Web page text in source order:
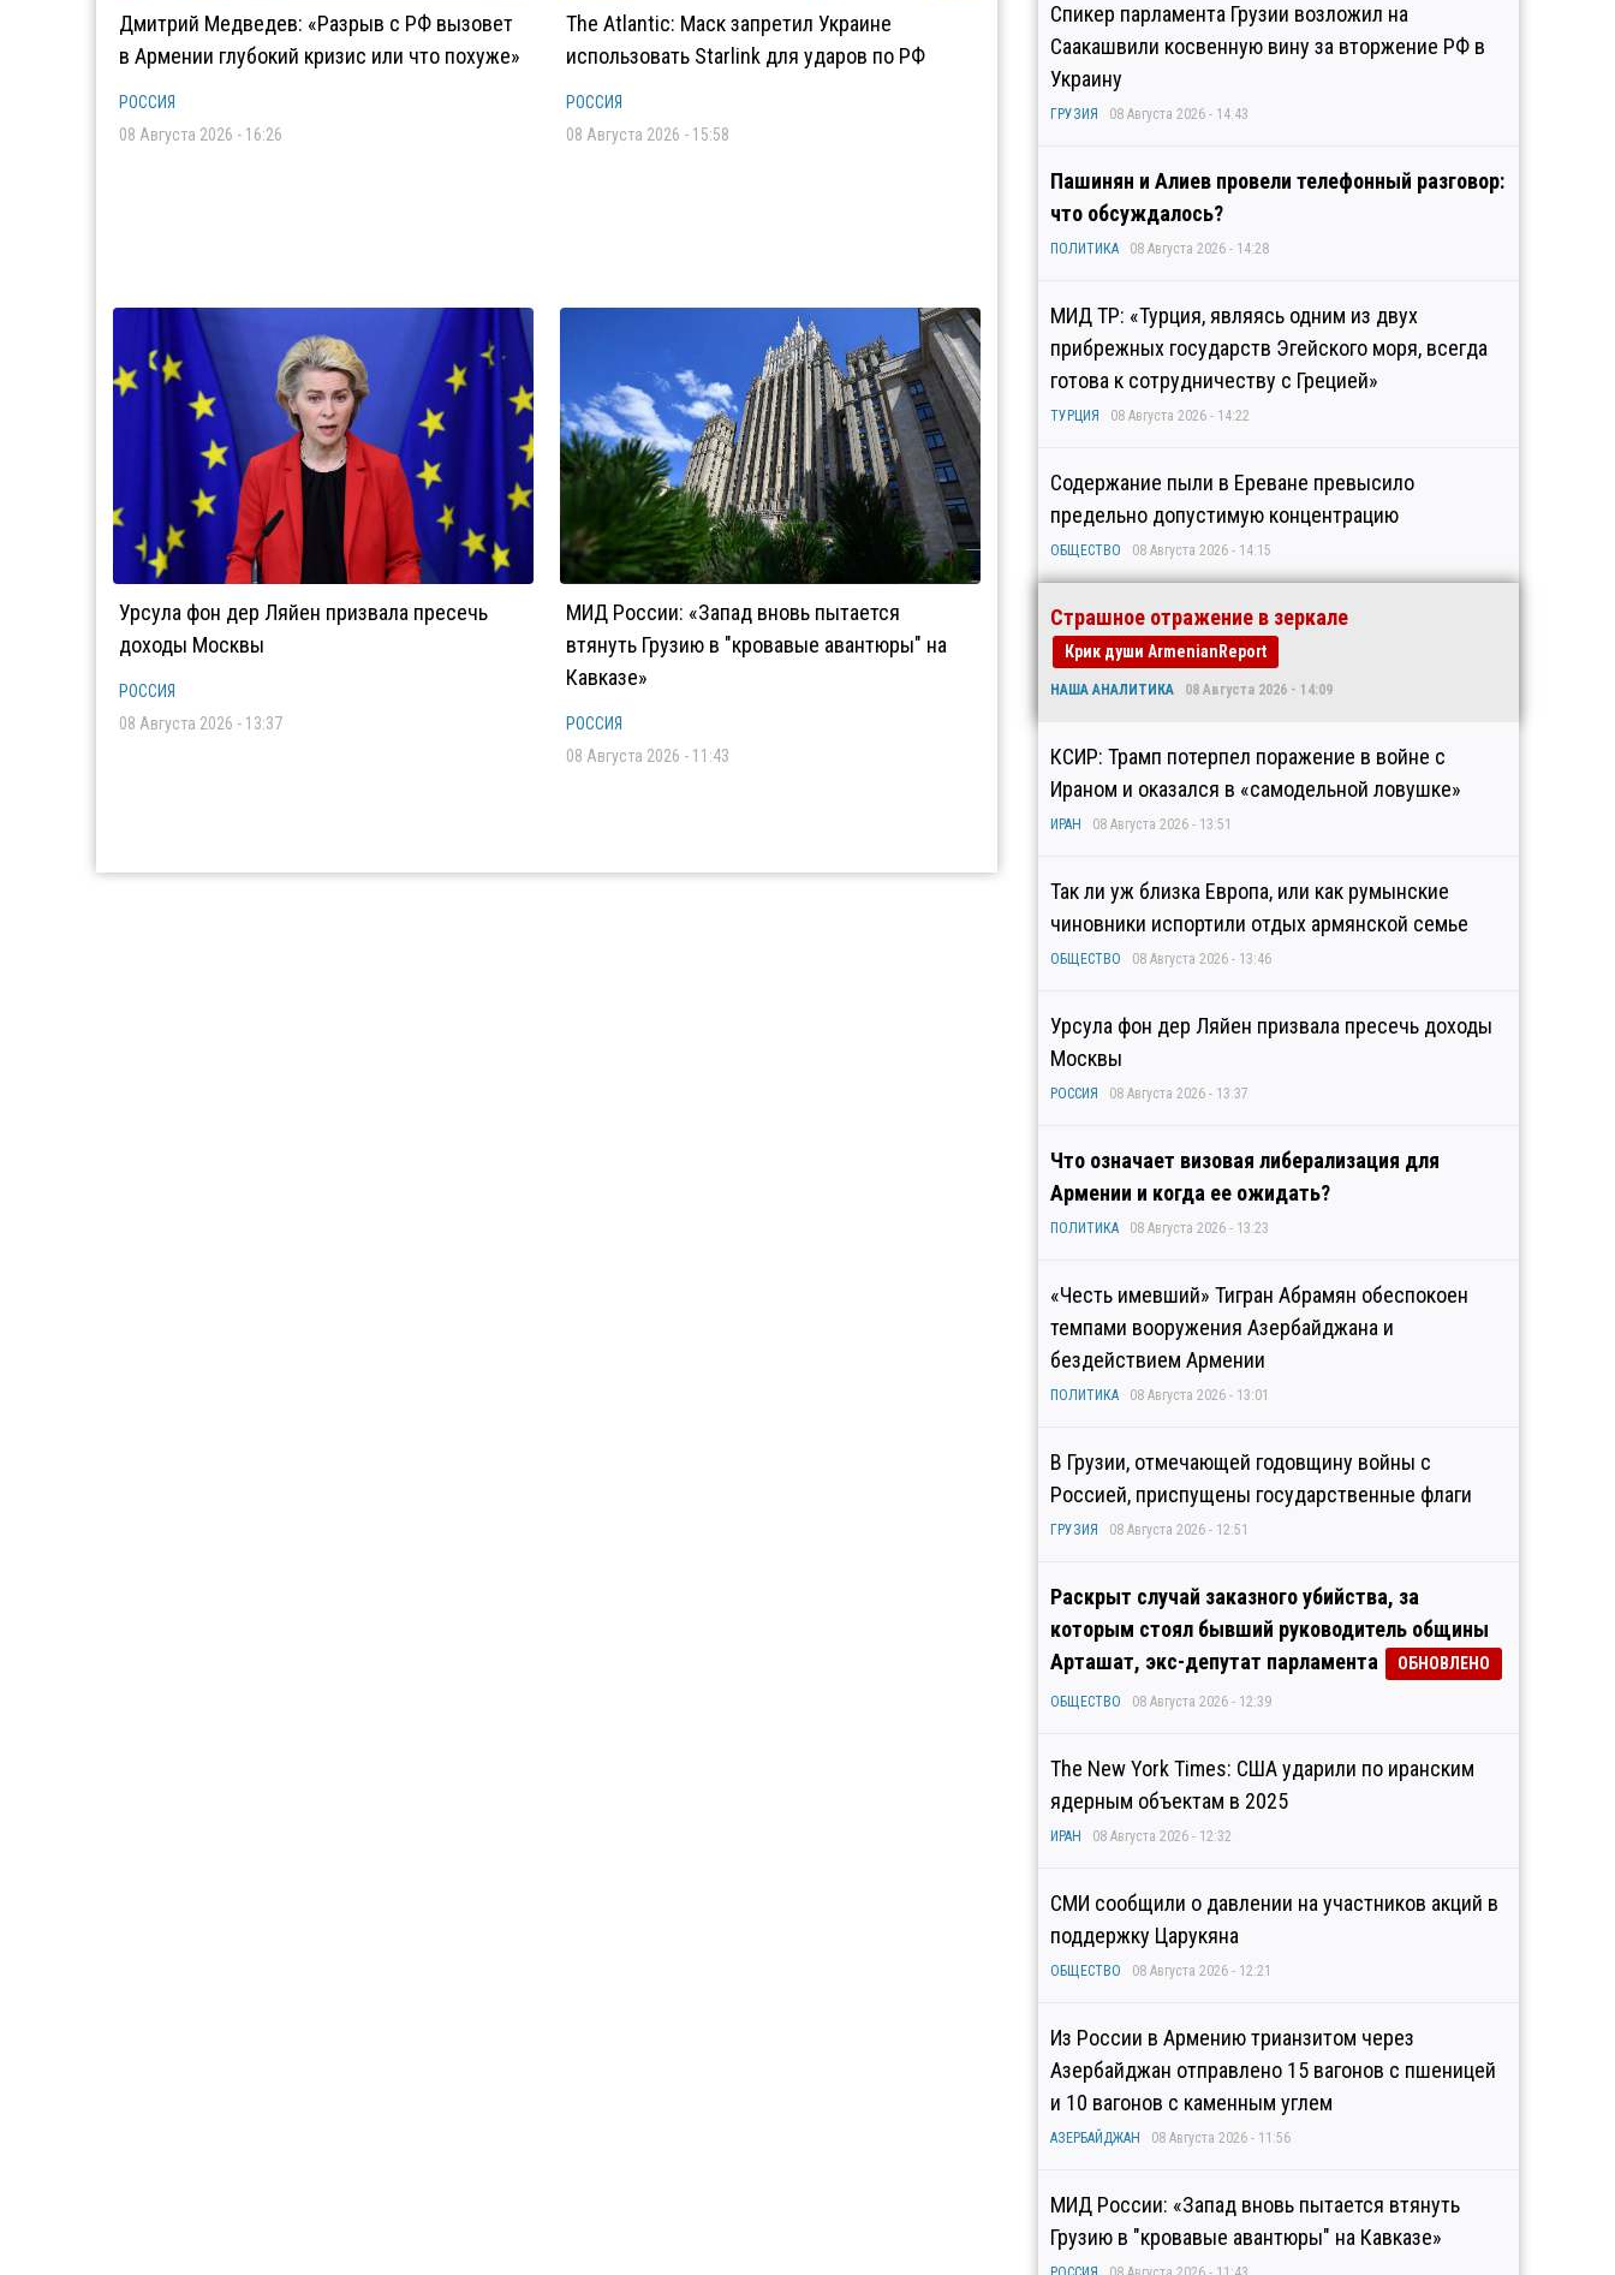
Дмитрий Медведев: «Разрыв с РФ вызовет
в Армении глубокий кризис или что похуже»
РОССИЯ
08 Августа 2026 - 16:26
The Atlantic: Маск запретил Украине
использовать Starlink для ударов по РФ
РОССИЯ
08 Августа 2026 - 15:58
Урсула фон дер Ляйен призвала пресечь
доходы Москвы
РОССИЯ
08 Августа 2026 - 13:37
МИД России: «Запад вновь пытается
втянуть Грузию в "кровавые авантюры" на
Кавказе»
РОССИЯ
08 Августа 2026 - 11:43
Спикер парламента Грузии возложил на
Саакашвили косвенную вину за вторжение РФ в
Украину
ГРУЗИЯ 08 Августа 2026 - 14:43
Пашинян и Алиев провели телефонный разговор:
что обсуждалось?
ПОЛИТИКА 08 Августа 2026 - 14:28
МИД ТР: «Турция, являясь одним из двух
прибрежных государств Эгейского моря, всегда
готова к сотрудничеству с Грецией»
ТУРЦИЯ 08 Августа 2026 - 14:22
Содержание пыли в Ереване превысило
предельно допустимую концентрацию
ОБЩЕСТВО 08 Августа 2026 - 14:15
Страшное отражение в зеркале
Крик души ArmenianReport
НАША АНАЛИТИКА 08 Августа 2026 - 14:09
КСИР: Трамп потерпел поражение в войне с
Ираном и оказался в «самодельной ловушке»
ИРАН 08 Августа 2026 - 13:51
Так ли уж близка Европа, или как румынские
чиновники испортили отдых армянской семье
ОБЩЕСТВО 08 Августа 2026 - 13:46
Урсула фон дер Ляйен призвала пресечь доходы
Москвы
РОССИЯ 08 Августа 2026 - 13:37
Что означает визовая либерализация для
Армении и когда ее ожидать?
ПОЛИТИКА 08 Августа 2026 - 13:23
«Честь имевший» Тигран Абрамян обеспокоен
темпами вооружения Азербайджана и
бездействием Армении
ПОЛИТИКА 08 Августа 2026 - 13:01
В Грузии, отмечающей годовщину войны с
Россией, приспущены государственные флаги
ГРУЗИЯ 08 Августа 2026 - 12:51
Раскрыт случай заказного убийства, за
которым стоял бывший руководитель общины
Арташат, экс-депутат парламента
ОБНОВЛЕНО
ОБЩЕСТВО 08 Августа 2026 - 12:39
The New York Times: США ударили по иранским
ядерным объектам в 2025
ИРАН 08 Августа 2026 - 12:32
СМИ сообщили о давлении на участников акций в
поддержку Царукяна
ОБЩЕСТВО 08 Августа 2026 - 12:21
Из России в Армению трианзитом через
Азербайджан отправлено 15 вагонов с пшеницей
и 10 вагонов с каменным углем
АЗЕРБАЙДЖАН 08 Августа 2026 - 11:56
МИД России: «Запад вновь пытается втянуть
Грузию в "кровавые авантюры" на Кавказе»